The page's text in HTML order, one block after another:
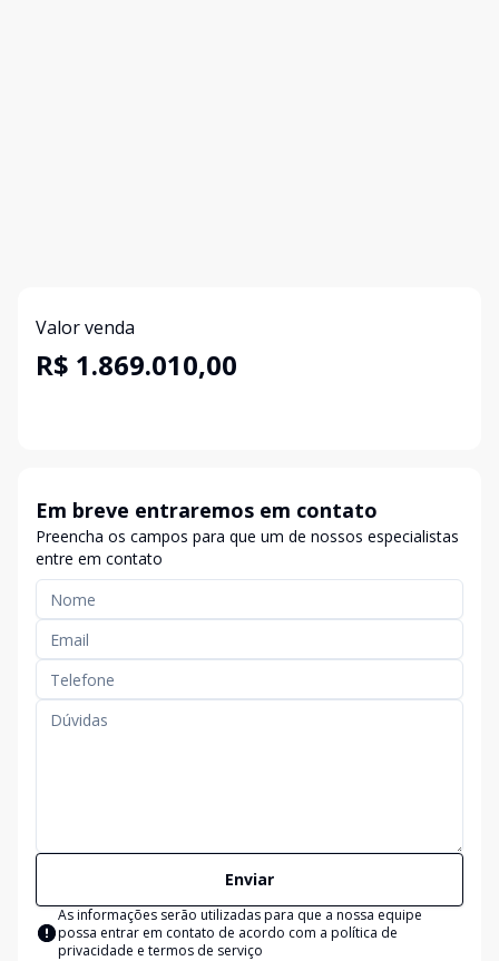
Valor venda
R$ 1.869.010,00
Em breve entraremos em contato
Preencha os campos para que um de nossos especialistas
entre em contato
Enviar
As informações serão utilizadas para que a nossa equipe
possa entrar em contato de acordo com a política de
privacidade e termos de serviço